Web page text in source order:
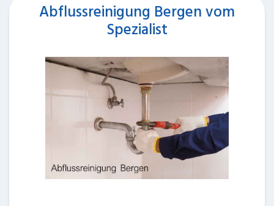
Abflussreinigung Bergen vom
Spezialist